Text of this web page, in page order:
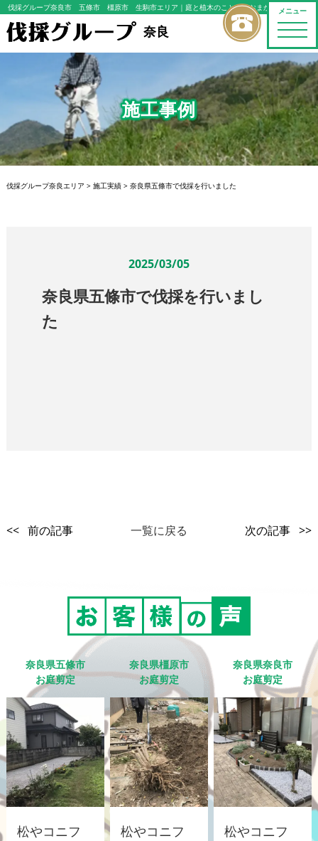
メニュー
toggle
伐採グループ奈良市 五條市 橿原市 生駒市エリア ｜庭と植木のことならおまかせください
奈良
施工事例
伐採グループ奈良エリア > 施工実績> 奈良県五條市で伐採を行いました
2025/03/05
奈良県五條市で伐採を行いまし
た
<< 前の記事 一覧に戻る 次の記事 >>
奈良県五條市
お庭剪定
松やコニフ
奈良県橿原市
お庭剪定
松やコニフ
奈良県奈良市
お庭剪定
松やコニフ